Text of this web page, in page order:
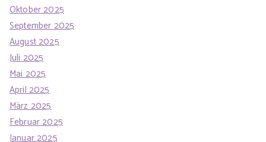
Oktober 2025
September 2025
August 2025
Juli 2025
Mai 2025
April 2025
März 2025
Februar 2025
Januar 2025